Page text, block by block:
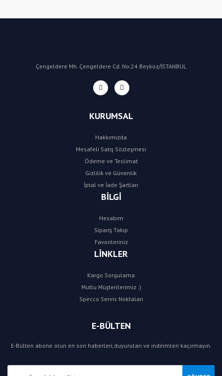
Çengeldere Mh. Çengeldere Cd. No:24 Beykoz/İSTANBUL
KURUMSAL
Hakkımızda
Mesafeli Satış Sözleşmesi
Ödeme ve Teslimat
Gizlilik ve Güvenlik
İptal ve İade Şartları
BİLGİ
Hesabım
Sipariş Takip
Favorileriniz
LİNKLER
Kargo Sorgulama
Mutlu Müşterilerimiz :)
Specco Servis Noktaları
E-BÜLTEN
E-Bülten abone olun en son haberleri,duyuruları ve indirimleri kaçırmayın.